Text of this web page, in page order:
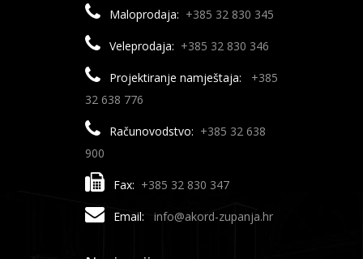
Maloprodaja: +385 32 830 345
Veleprodaja: +385 32 830 346
Projektiranje namještaja:
+385
32 638 776
Računovodstvo: +385 32 638
900
Fax: +385 32 830 347
Email: info@akord-zupanja.hr